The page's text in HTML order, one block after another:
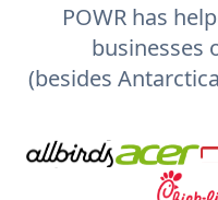
POWR has
businesses
(besides